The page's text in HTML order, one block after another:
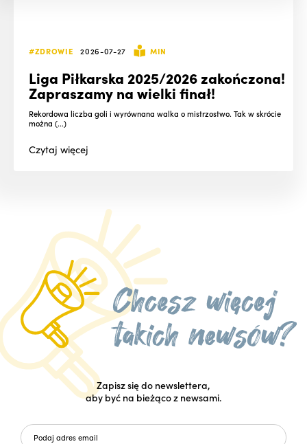
#ZDROWIE 2026-07-27 MIN
Liga Piłkarska 2025/2026 zakończona!
Zapraszamy na wielki finał!
Rekordowa liczba goli i wyrównana walka o mistrzostwo. Tak w skrócie
można (...)
Czytajwięcej
Zapisz się do newslettera,
aby być na bieżąco z newsami.